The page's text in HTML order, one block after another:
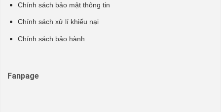
Chính sách bảo mật thông tin
Chính sách xử lí khiếu nại
Chính sách bảo hành
Fanpage